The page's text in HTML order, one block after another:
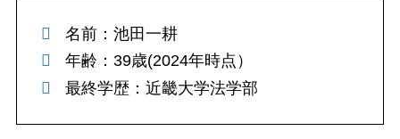
名前：池田一耕
年齢：39歳(2024年時点）
最終学歴：近畿大学法学部